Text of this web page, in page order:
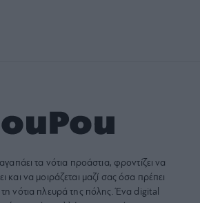
τα νότια προάστια, φροντίζει να
και να μοιράζεται μαζί σας όσα πρέπει
τη νότια πλευρά της πόλης. Ένα digital